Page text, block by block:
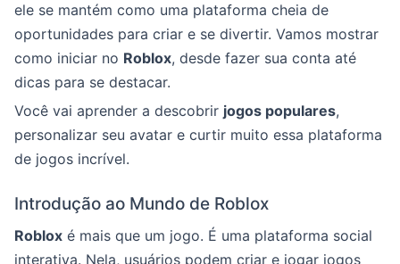
ele se mantém como uma plataforma cheia de
oportunidades para criar e se divertir. Vamos mostrar
como iniciar no Roblox, desde fazer sua conta até
dicas para se destacar.
Você vai aprender a descobrir jogos populares,
personalizar seu avatar e curtir muito essa plataforma
de jogos incrível.
Introdução ao Mundo de Roblox
Roblox é mais que um jogo. É uma plataforma social
interativa. Nela, usuários podem criar e jogar jogos